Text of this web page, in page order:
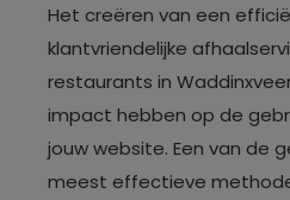
Het creëren van een
klantvriendelijke
restaurants in
impact hebben op de
jouw website. Een van de
meest effectieve